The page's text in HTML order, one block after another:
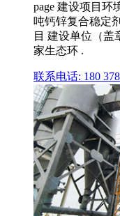
page 建设项目环
吨钙锌复合稳定
目 建设单位（盖
家生态环 .
联系电话: 180